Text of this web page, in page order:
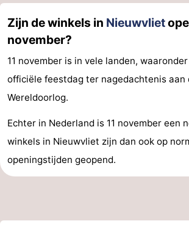
Zijn de winkels in Nieuwvliet
november?
11 november is in vele landen,
officiële feestdag ter nagedachtenis aan
Wereldoorlog.
Echter in Nederland is 11 november een
winkels in Nieuwvliet zijn dan ook op
openingstijden geopend.